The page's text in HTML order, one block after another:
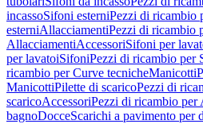
incassoSifoni esterniPezzi di ricambio
esterniAllacciamentiPezzi di ricambio
AllacciamentiAccessoriSifoni per
per lavatoiSifoniPezzi di ricambio per
ricambio per Curve tecnicheManicotti
ManicottiPilette di scaricoPezzi di
scaricoAccessoriPezzi di ricambio per
bagnoDocceScarichi a pavimento per